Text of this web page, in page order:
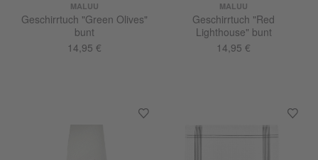
MALUU
Geschirrtuch "Green Olives"
bunt
14,95 €
MALUU
Geschirrtuch "Red
Lighthouse" bunt
14,95 €